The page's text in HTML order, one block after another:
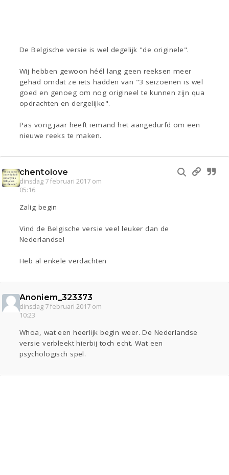
De Belgische versie is wel degelijk "de originele".
Wij hebben gewoon héél lang geen reeksen meer
gehad omdat ze iets hadden van "3 seizoenen is wel
goed en genoeg om nog origineel te kunnen zijn qua
opdrachten en dergelijke".
Pas vorig jaar heeft iemand het aangedurfd om een
nieuwe reeks te maken.
chentolove
dinsdag 7 februari 2017 om
05:16
Zalig begin
Vind de Belgische versie veel leuker dan de
Nederlandse!
Heb al enkele verdachten
Anoniem_323373
dinsdag 7 februari 2017 om
10:23
Whoa, wat een heerlijk begin weer. De Nederlandse
versie verbleekt hierbij toch echt. Wat een
psychologisch spel.